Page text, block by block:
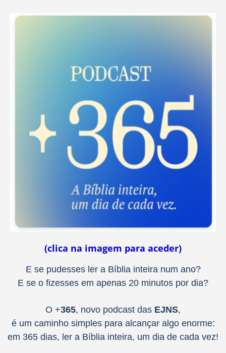
(clica na imagem para aceder)
E se pudesses ler a Bíblia inteira num ano?
E se o fizesses em apenas 20 minutos por dia?
O +365, novo podcast das EJNS,
é um caminho simples para alcançar algo enorme:
em 365 dias, ler a Bíblia inteira, um dia de cada vez!